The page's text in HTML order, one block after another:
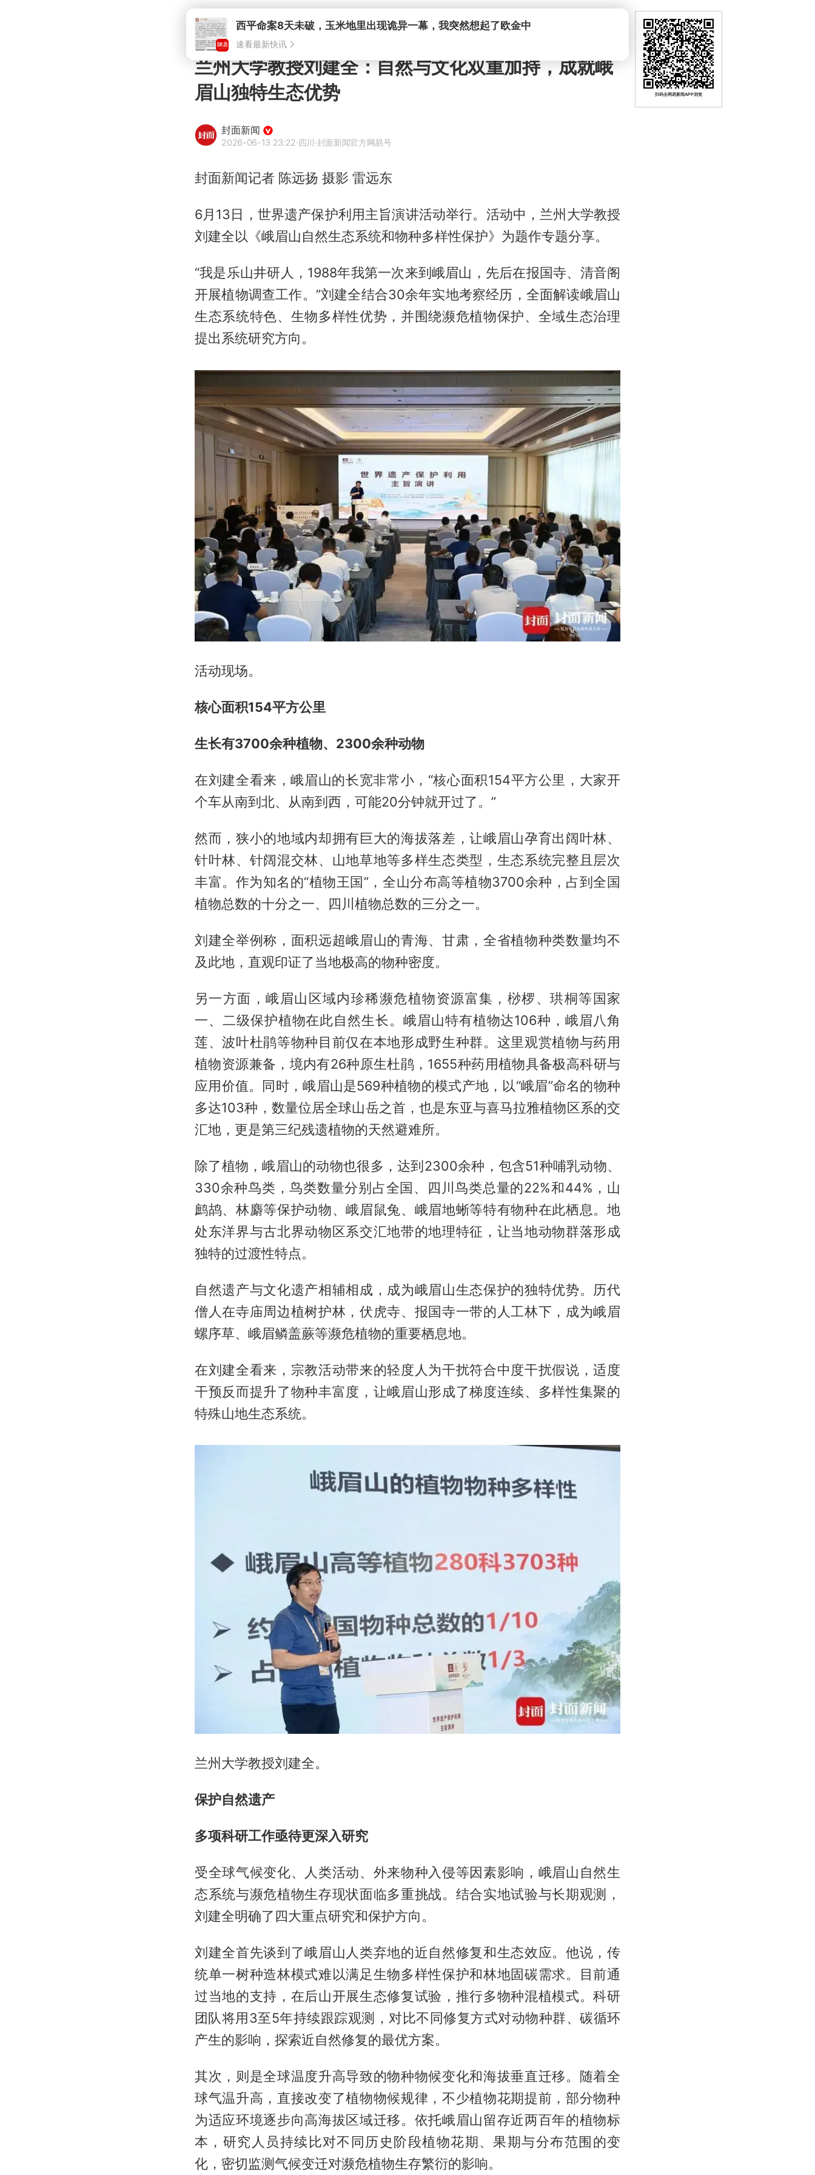
西平命案8天未破，玉米地里出现诡异一幕，我突然想起了欧金中
速看最新快讯
兰州大学教授刘建全：自然与文化双重加持，成就峨
眉山独特生态优势
封面新闻
2026-06-13 23:22·四川·封面新闻官方网易号
封面新闻记者 陈远扬 摄影 雷远东
6月13日，世界遗产保护利用主旨演讲活动举行。活动中，兰州大学教授
刘建全以《峨眉山自然生态系统和物种多样性保护》为题作专题分享。
“我是乐山井研人，1988年我第一次来到峨眉山，先后在报国寺、清音阁
开展植物调查工作。”刘建全结合30余年实地考察经历，全面解读峨眉山
生态系统特色、生物多样性优势，并围绕濒危植物保护、全域生态治理
提出系统研究方向。
活动现场。
核心面积154平方公里
生长有3700余种植物、2300余种动物
在刘建全看来，峨眉山的长宽非常小，“核心面积154平方公里，大家开
个车从南到北、从南到西，可能20分钟就开过了。”
然而，狭小的地域内却拥有巨大的海拔落差，让峨眉山孕育出阔叶林、
针叶林、针阔混交林、山地草地等多样生态类型，生态系统完整且层次
丰富。作为知名的“植物王国”，全山分布高等植物3700余种，占到全国
植物总数的十分之一、四川植物总数的三分之一。
刘建全举例称，面积远超峨眉山的青海、甘肃，全省植物种类数量均不
及此地，直观印证了当地极高的物种密度。
另一方面，峨眉山区域内珍稀濒危植物资源富集，桫椤、珙桐等国家
一、二级保护植物在此自然生长。峨眉山特有植物达106种，峨眉八角
莲、波叶杜鹃等物种目前仅在本地形成野生种群。这里观赏植物与药用
植物资源兼备，境内有26种原生杜鹃，1655种药用植物具备极高科研与
应用价值。同时，峨眉山是569种植物的模式产地，以“峨眉”命名的物种
多达103种，数量位居全球山岳之首，也是东亚与喜马拉雅植物区系的交
汇地，更是第三纪残遗植物的天然避难所。
除了植物，峨眉山的动物也很多，达到2300余种，包含51种哺乳动物、
330余种鸟类，鸟类数量分别占全国、四川鸟类总量的22%和44%，山
鹧鸪、林麝等保护动物、峨眉鼠兔、峨眉地蜥等特有物种在此栖息。地
处东洋界与古北界动物区系交汇地带的地理特征，让当地动物群落形成
独特的过渡性特点。
自然遗产与文化遗产相辅相成，成为峨眉山生态保护的独特优势。历代
僧人在寺庙周边植树护林，伏虎寺、报国寺一带的人工林下，成为峨眉
螺序草、峨眉鳞盖蕨等濒危植物的重要栖息地。
在刘建全看来，宗教活动带来的轻度人为干扰符合中度干扰假说，适度
干预反而提升了物种丰富度，让峨眉山形成了梯度连续、多样性集聚的
特殊山地生态系统。
兰州大学教授刘建全。
保护自然遗产
多项科研工作亟待更深入研究
受全球气候变化、人类活动、外来物种入侵等因素影响，峨眉山自然生
态系统与濒危植物生存现状面临多重挑战。结合实地试验与长期观测，
刘建全明确了四大重点研究和保护方向。
刘建全首先谈到了峨眉山人类弃地的近自然修复和生态效应。他说，传
统单一树种造林模式难以满足生物多样性保护和林地固碳需求。目前通
过当地的支持，在后山开展生态修复试验，推行多物种混植模式。科研
团队将用3至5年持续跟踪观测，对比不同修复方式对动物种群、碳循环
产生的影响，探索近自然修复的最优方案。
其次，则是全球温度升高导致的物种物候变化和海拔垂直迁移。随着全
球气温升高，直接改变了植物物候规律，不少植物花期提前，部分物种
为适应环境逐步向高海拔区域迁移。依托峨眉山留存近两百年的植物标
本，研究人员持续比对不同历史阶段植物花期、果期与分布范围的变
化，密切监测气候变迁对濒危植物生存繁衍的影响。
扫码去网易新闻APP浏览